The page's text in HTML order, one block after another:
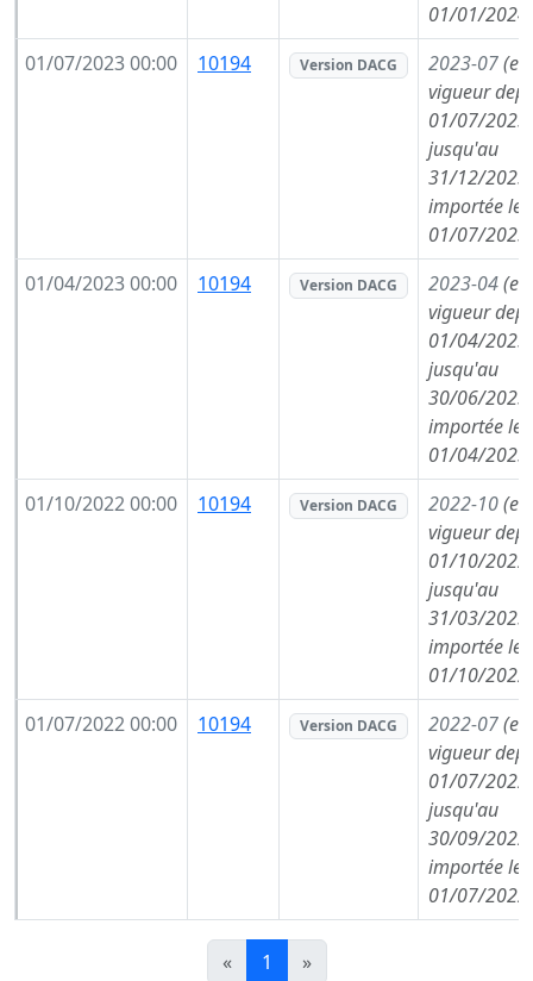
01/01/2024)
01/07/2023 00:00
10194 Version DACG 2023-07(en
vigueur
01/07/2023,
jusqu'au
31/12/2023,
importée le
01/07/2023)
01/04/2023 00:00
10194 Version DACG 2023-04(en
vigueur
01/04/2023,
jusqu'au
30/06/2023,
importée le
01/04/2023)
01/10/2022 00:00
10194 Version DACG 2022-10(en
vigueur
01/10/2022,
jusqu'au
31/03/2023,
importée le
01/10/2022)
01/07/2022 00:00
10194 Version DACG 2022-07(en
vigueur
01/07/2022,
jusqu'au
30/09/2022,
importée le
01/07/2022)
« 1 »